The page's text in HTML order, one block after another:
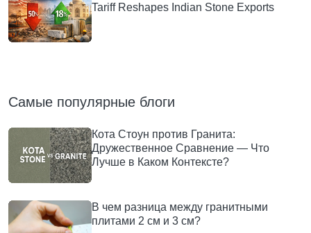
Tariff Reshapes Indian Stone Exports
Самые популярные блоги
Кота Стоун против Гранита:
Дружественное Сравнение — Что
Лучше в Каком Контексте?
В чем разница между гранитными
плитами 2 см и 3 см?